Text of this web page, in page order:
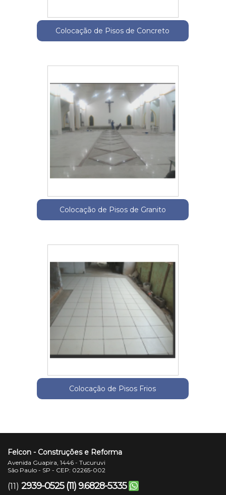
Colocação de Pisos de Concreto
Colocação de Pisos de Granito
Colocação de Pisos Frios
Felcon - Construções e Reforma
Avenida Guapira, 1446 - Tucuruvi
São Paulo - SP - CEP: 02265-002
(11) 2939-0525 (11) 9.6828-5335